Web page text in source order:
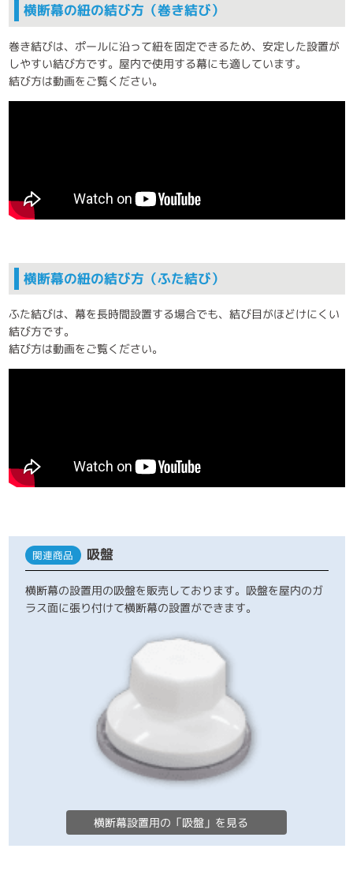
横断幕の紐の結び方（巻き結び）
巻き結びは、ポールに沿って紐を固定できるため、安定した設置が
しやすい結び方です。屋内で使用する幕にも適しています。
結び方は動画をご覧ください。
横断幕の紐の結び方（ふた結び）
ふた結びは、幕を長時間設置する場合でも、結び目がほどけにくい
結び方です。
結び方は動画をご覧ください。
関連商品 吸盤
横断幕の設置用の吸盤を販売しております。吸盤を屋内のガ
ラス面に張り付けて横断幕の設置ができます。
横断幕設置用の「吸盤」を見る